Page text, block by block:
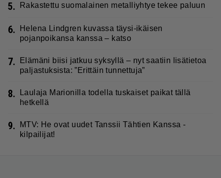
5. Rakastettu suomalainen metalliyhtye tekee paluun
6.
Helena Lindgren kuvassa täysi-ikäisen
pojanpoikansa kanssa – katso
7.
Elämäni biisi jatkuu syksyllä – nyt saatiin lisätietoa
paljastuksista: ”Erittäin tunnettuja”
8.
Laulaja Marionilla todella tuskaiset paikat tällä
hetkellä
9.
MTV: He ovat uudet Tanssii Tähtien Kanssa -
kilpailijat!